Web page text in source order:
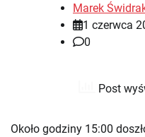
Marek
1 czerwca
0
Post
Około godziny 15:00